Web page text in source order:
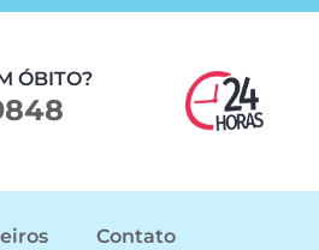
ÓBITO?
Contato